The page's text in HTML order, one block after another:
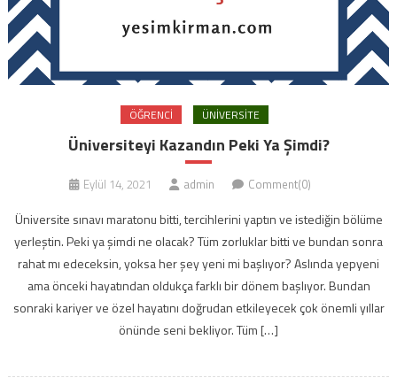
ÖĞRENCI ÜNIVERSITE
Üniversiteyi Kazandın Peki Ya Şimdi?
Eylül 14, 2021 admin Comment(0)
Üniversite sınavı maratonu bitti, tercihlerini yaptın ve istediğin bölüme
yerleştin. Peki ya şimdi ne olacak? Tüm zorluklar bitti ve bundan sonra
rahat mı edeceksin, yoksa her şey yeni mi başlıyor? Aslında yepyeni
ama önceki hayatından oldukça farklı bir dönem başlıyor. Bundan
sonraki kariyer ve özel hayatını doğrudan etkileyecek çok önemli yıllar
önünde seni bekliyor. Tüm […]